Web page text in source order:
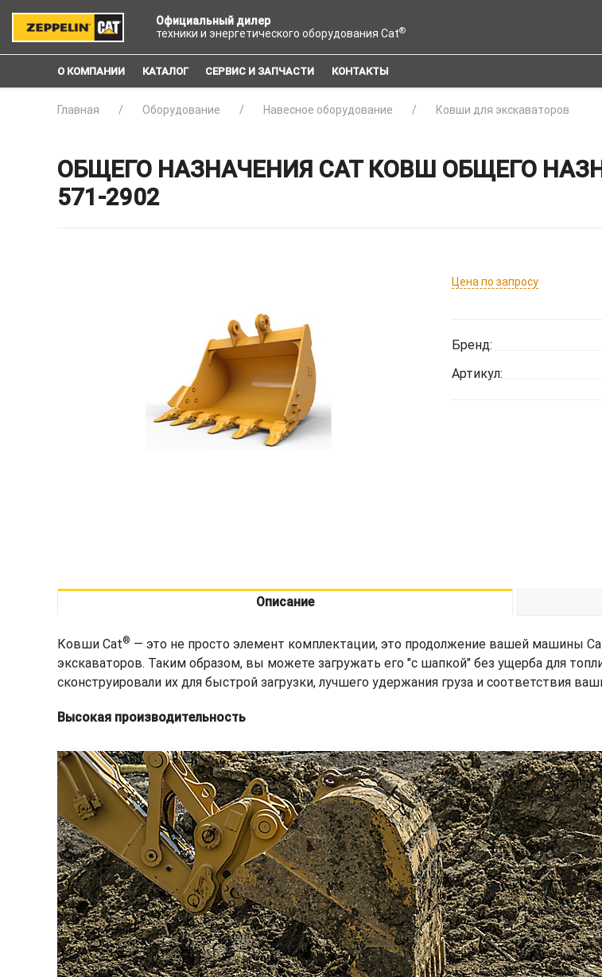
Официальный дилер
техники и энергетического оборудования Cat®
О КОМПАНИИ КАТАЛОГ СЕРВИС И ЗАПЧАСТИ КОНТАКТЫ
Главная Оборудование Навесное оборудование Ковши для экскаваторов
ОБЩЕГО НАЗНАЧЕНИЯ CAT КОВШ ОБЩЕГО
571-2902
Цена по запросу
Бренд:
Артикул:
Описание
Ковши Cat® — это не просто элемент комплектации, это продолжение вашей машины
экскаваторов. Таким образом, вы можете загружать его "с шапкой" без ущерба для
сконструировали их для быстрой загрузки, лучшего удержания груза и соответствия
Высокая производительность